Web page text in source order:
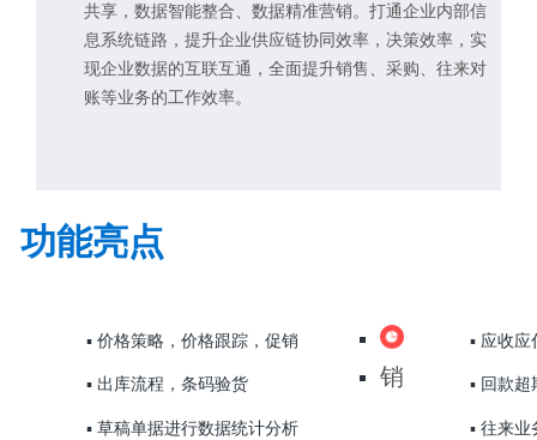
共享，数据智能整合、数据精准营销。打通企业内部信
息系统链路，提升企业供应链协同效率，决策效率，实
现企业数据的互联互通，全面提升销售、采购、往来对
账等业务的工作效率。
功能亮点
▪ 价格策略，价格跟踪，促销
▪ 出库流程，条码验货
▪ 草稿单据进行数据统计分析
销
▪ 应收
▪ 回款
▪ 往来